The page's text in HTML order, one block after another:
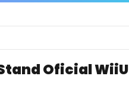
Oficial WiiU